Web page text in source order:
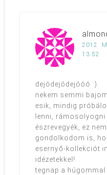
2012.
13:52
dejódejódejóóó :)
nekem semmi
esik, mindig
lenni,
észrevegyék, ez
gondolkodom is,
esernyő-kollekciót
idézetekkel!
tegnap a